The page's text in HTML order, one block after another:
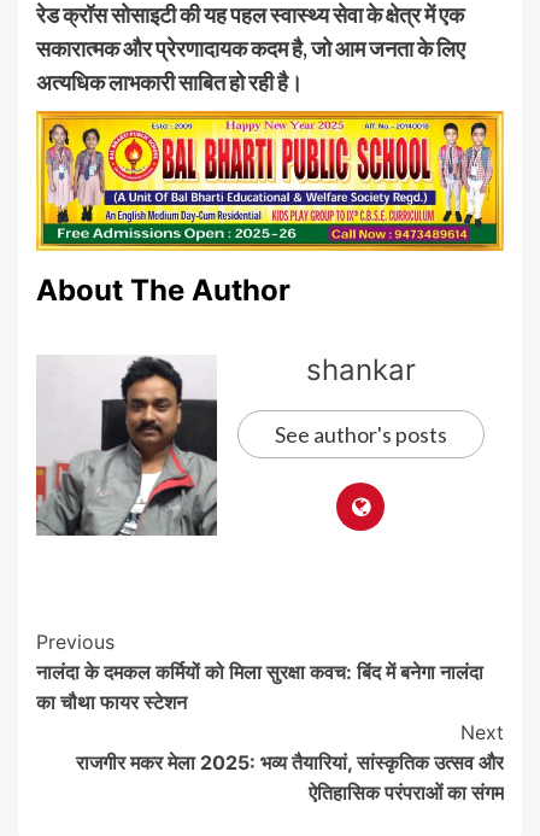
रेड क्रॉस सोसाइटी की यह पहल स्वास्थ्य सेवा के क्षेत्र में एक
सकारात्मक और प्रेरणादायक कदम है, जो आम जनता के लिए
अत्यधिक लाभकारी साबित हो रही है।
About The Author
shankar
See author's posts
Post
Navigation
Previous
नालंदा के दमकल कर्मियों को मिला सुरक्षा कवच: बिंद में बनेगा नालंदा
का चौथा फायर स्टेशन
Next
राजगीर मकर मेला 2025: भव्य तैयारियां, सांस्कृतिक उत्सव और
ऐतिहासिक परंपराओं का संगम